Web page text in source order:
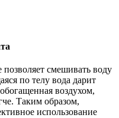
смешивать воду
по телу вода дарит
воздухом,
Таким образом,
использование